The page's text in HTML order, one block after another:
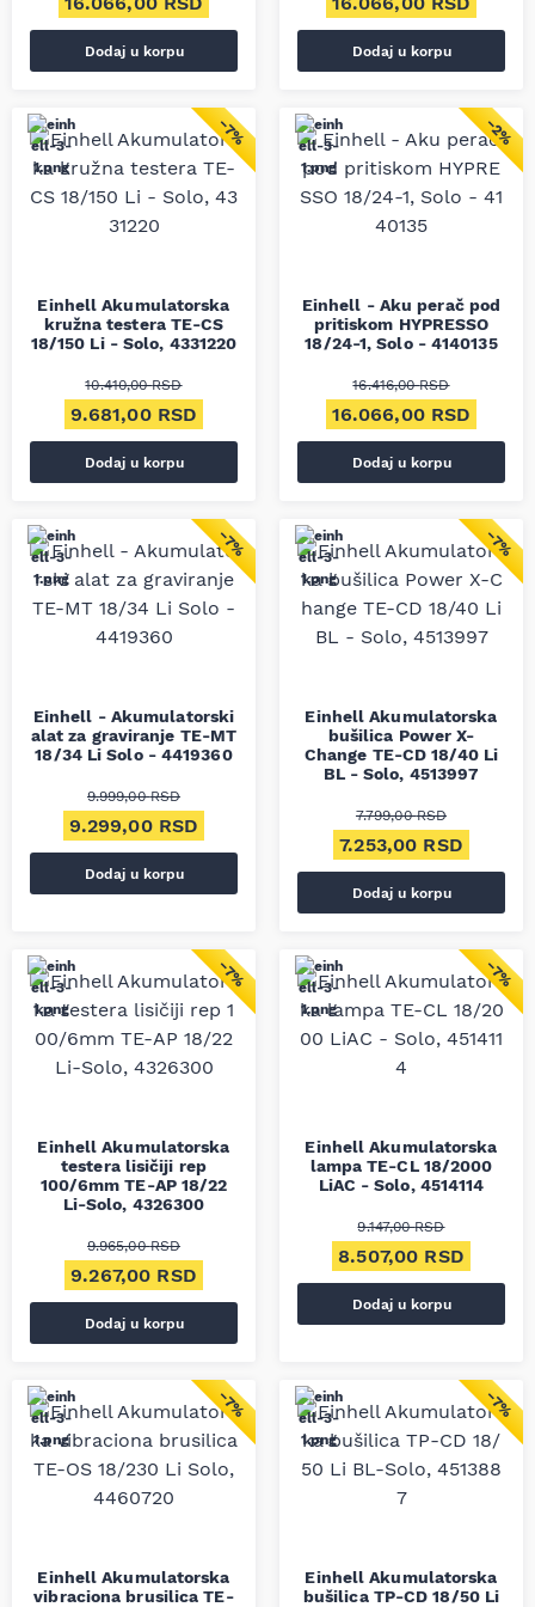
Dodaj u korpu Dodaj u korpu
−7%
Einhell Akumulatorska
kružna testera TE-CS
18/150 Li - Solo, 4331220
10.410,00RSD
Originalna cena je bila: 10.410,00 RSD.
9.681,00 RSD Trenutna cena je: 9.681,00 RSD.
Dodaj u korpu
−2%
Einhell - Aku perač pod
pritiskom HYPRESSO
18/24-1, Solo - 4140135
16.416,00RSD
Originalna cena je
16.066,00 RSD
Dodaj u korpu
−7%
Einhell - Akumulatorski
alat za graviranje TE-MT
18/34 Li Solo - 4419360
9.999,00RSD
Originalna cena je bila: 9.999,00 RSD.
9.299,00 RSD Trenutna cena je: 9.299,00 RSD.
Dodaj u korpu
−7%
Einhell Akumulatorska
bušilica Power X-
Change TE-CD 18/40 Li
BL - Solo, 4513997
7.799,00RSD
Originalna cena je
7.253,00 RSD
Dodaj u korpu
−7%
Einhell Akumulatorska
testera lisičiji rep
100/6mm TE-AP 18/22
Li-Solo, 4326300
9.965,00RSD
Originalna cena je bila: 9.965,00 RSD.
9.267,00 RSD Trenutna cena je: 9.267,00 RSD.
Dodaj u korpu
−7%
Einhell Akumulatorska
lampa TE-CL 18/2000
LiAC - Solo, 4514114
9.147,00RSD
Originalna cena je
8.507,00 RSD
Dodaj u korpu
−7%
Einhell Akumulatorska
vibraciona brusilica TE-
−7%
Einhell Akumulatorska
bušilica TP-CD 18/50 Li